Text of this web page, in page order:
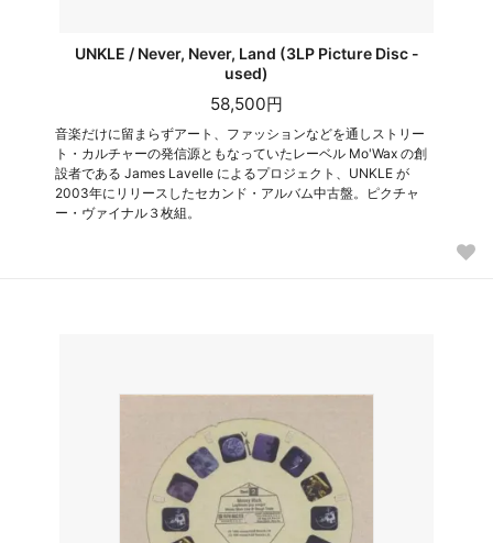
UNKLE / Never, Never, Land (3LP Picture Disc -
used)
58,500円
音楽だけに留まらずアート、ファッションなどを通しストリー
ト・カルチャーの発信源ともなっていたレーベル Mo'Wax の創
設者である James Lavelle によるプロジェクト、UNKLE が
2003年にリリースしたセカンド・アルバム中古盤。ピクチャ
ー・ヴァイナル３枚組。